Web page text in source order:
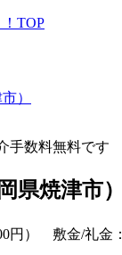
TOP
）
手数料無料です
県焼津市）
円） 敷金/礼金：